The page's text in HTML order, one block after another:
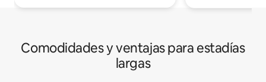
Comodidades y ventajas para estadías
largas